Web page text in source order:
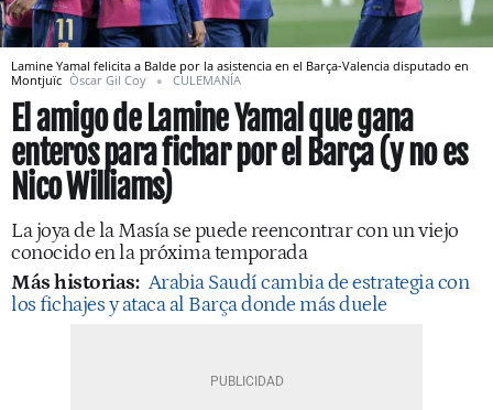
Lamine Yamal felicita a Balde por la asistencia en el Barça-Valencia disputado en
Montjuïc Òscar Gil Coy CULEMANÍA
El amigo de Lamine Yamal que gana
enteros para fichar por el Barça (y no es
Nico Williams)
La joya de la Masía se puede reencontrar con un viejo
conocido en la próxima temporada
Más historias: Arabia Saudí cambia de estrategia con
los fichajes y ataca al Barça donde más duele